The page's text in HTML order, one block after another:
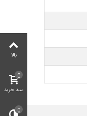
بالا
سبد خرید
0
0